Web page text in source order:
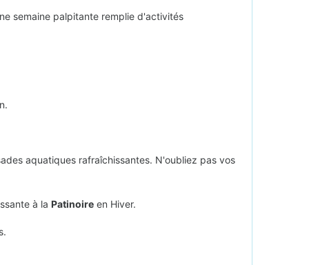
semaine palpitante remplie d'activités
aquatiques rafraîchissantes. N'oubliez pas vos
à laPatinoire en Hiver.